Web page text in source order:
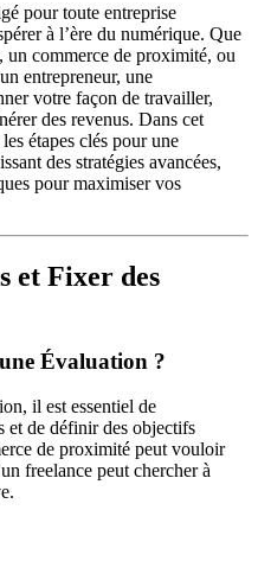
pour toute entreprise
à l’ère du numérique. Que
commerce de proximité, ou
entrepreneur, une
votre façon de travailler,
des revenus. Dans cet
étapes clés pour une
des stratégies avancées,
pour maximiser vos
et Fixer des
Évaluation ?
il est essentiel de
et de définir des objectifs
de proximité peut vouloir
freelance peut chercher à